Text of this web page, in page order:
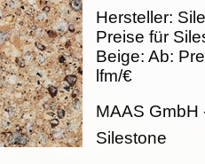
Hersteller:
Preise für
Beige: Ab:
lfm/€
MAAS GmbH
Silestone